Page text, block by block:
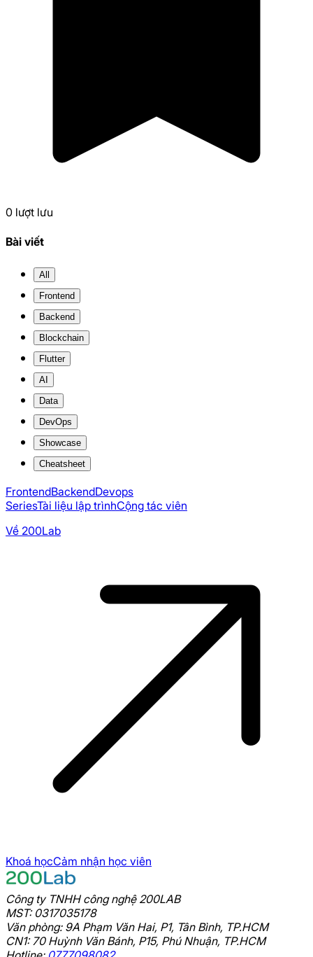
0 lượt lưu
Bài viết
All
Frontend
Backend
Blockchain
Flutter
AI
Data
DevOps
Showcase
Cheatsheet
FrontendBackendDevops
SeriesTài liệu lập trìnhCộng tác viên
Về 200Lab
Khoá họcCảm nhận học viên
Công ty TNHH công nghệ 200LAB
MST: 0317035178
Văn phòng: 9A Phạm Văn Hai, P1, Tân Bình, TP.HCM
CN1: 70 Huỳnh Văn Bánh, P15, Phú Nhuận, TP.HCM